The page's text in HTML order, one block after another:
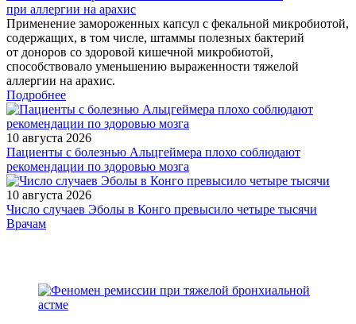
при аллергии на арахис
Применение замороженных капсул с фекальной микробиотой,
содержащих, в том числе, штаммы полезных бактерий
от доноров со здоровой кишечной микробиотой,
способствовало уменьшению выраженности тяжелой
аллергии на арахис.
Подробнее
10 августа 2026
Пациенты с болезнью Альцгеймера плохо соблюдают
рекомендации по здоровью мозга
10 августа 2026
Число случаев Эболы в Конго превысило четыре тысячи
/legislation/law/Prikaz-Minzdrava-Rossii-ot-09-04-2024-167n/
Врачам